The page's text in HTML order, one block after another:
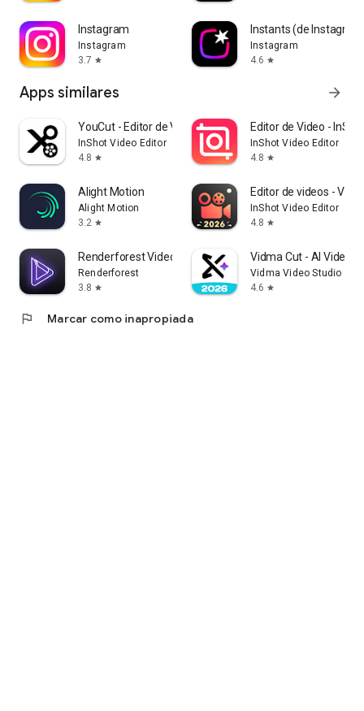
Instagram
Instagram
3.7 star
Instants (de
Instagram
4.6 star
Apps similares arrow_forward
YouCut - Editor de Videos
InShot Video Editor
4.8 star
Editor de Video -
InShot Video Editor
4.8 star
Alight Motion
Alight Motion
3.2 star
Editor de videos -
InShot Video Editor
4.8 star
Renderforest Video & Animation
Renderforest
3.8 star
Vidma Cut - AI Video
Vidma Video Studio
4.6 star
flag Marcar como inapropiada